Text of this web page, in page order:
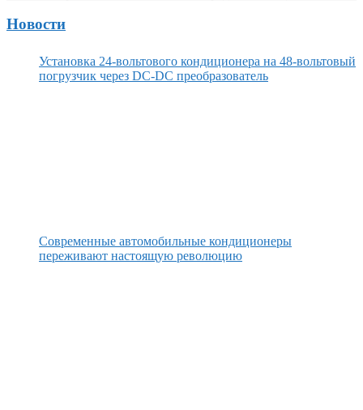
Новости
Установка 24-вольтового кондиционера на 48-вольтовый
погрузчик через DC-DC преобразователь
Современные автомобильные кондиционеры
переживают настоящую революцию